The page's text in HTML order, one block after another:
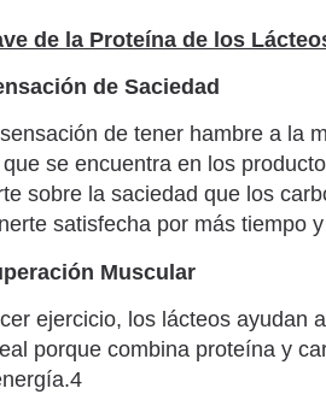
de la Proteína de los
de Saciedad
de tener hambre a la
se encuentra en los
sobre la saciedad que los
satisfecha por más tiempo
Muscular
ejercicio, los lácteos ayudan
porque combina proteína y